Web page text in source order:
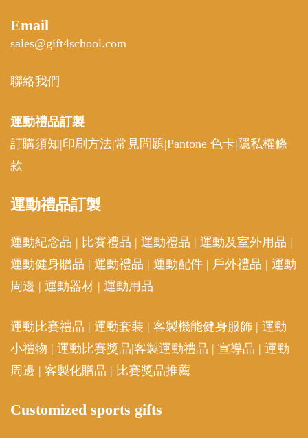
Email
sales@gift4school.com
聯絡我們
運動禮品訂製
訂購須知|印刷方法|常見問題|Pantone 色卡| 隱私權條
款
運動禮品訂製
運動紀念品 | 比賽禮品 | 運動禮品 | 運動及室外用品 |
運動健身贈品 | 運動禮品 | 運動配件 | 戶外禮品 | 運動
周邊 | 運動器材 | 運動用品
運動比賽禮品 | 運動套裝 | 客製機能健身服飾 | 運動
小禮物 | 運動比賽獎品|客製運動禮品 | 宣導品 | 運動
周邊 | 客製化贈品 | 比賽獎品推薦
Customized sports gifts